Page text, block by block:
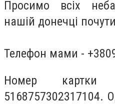
Просимо всіх
нашій донечці
Телефон мами -
Номер картки
5168757302317104.